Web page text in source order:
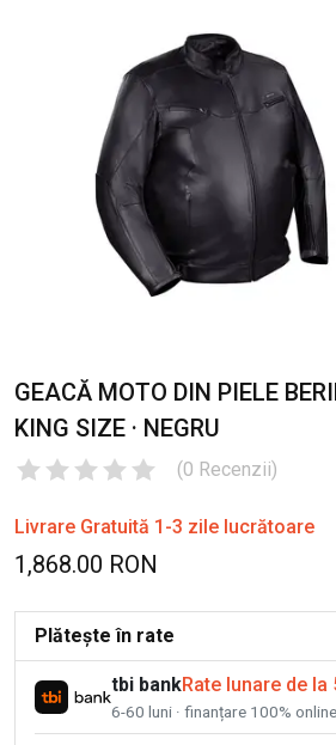
GEACĂ MOTO DIN PIELE
KING SIZE · NEGRU
(0 Recenzii)
Livrare Gratuită 1-3 zile lucrătoare
1,868.00 RON
Plătește în rate
tbi bankRate lunare de la
6-60 luni · finanțare 100% online